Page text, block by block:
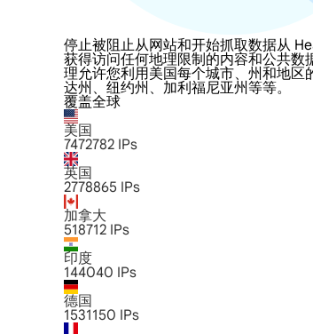
停止被阻止从网站和开始抓取数据从
获得访问任何地理限制的内容和公共
理允许您利用美国每个城市、州和地
达州、纽约州、加利福尼亚州等等。
覆盖全球
美国
7472782 IPs
英国
2778865 IPs
加拿大
518712 IPs
印度
144040 IPs
德国
1531150 IPs